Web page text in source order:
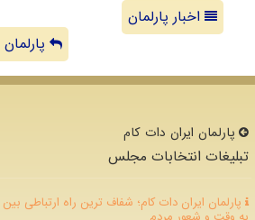
اخبار پارلمان
پارلمان ایران دات كام
تبلیغات انتخابات مجلس
پارلمان ایران دات کام؛ شفاف ترین راه ارتباطی بین
به وقت و شعور مردم